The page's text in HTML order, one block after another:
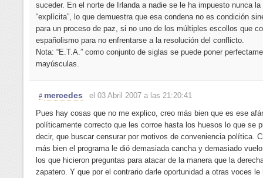
suceder. En el norte de Irlanda a nadie se le ha impuesto nunca la
“explícita”, lo que demuestra que esa condena no es condición
para un proceso de paz, si no uno de los múltiples escollos que
españolismo para no enfrentarse a la resolución del conflicto.
Nota: “E.T.A.” como conjunto de siglas se puede poner
mayúsculas.
# mercedes
el 03 Abril 2007 a las 21:20:41
Pues hay cosas que no me explico, creo más bien que es ese
políticamente correcto que les corroe hasta los huesos lo que se
decir, que buscar censurar por motivos de conveniencia política.
más bien el programa le dió demasiada cancha y demasiado
los que hicieron preguntas para atacar de la manera que la
zapatero. Y que por el contrario darle oportunidad a otras voces le